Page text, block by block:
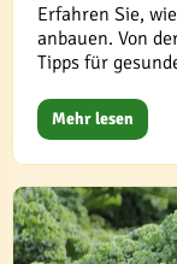
Erfahren Sie,
anbauen. Von
Tipps für
Mehr lesen